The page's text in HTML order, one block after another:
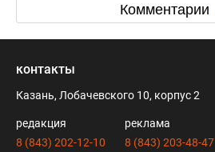
Комментарии
контакты
Казань, Лобачевского 10, корпус 2
редакция
8 (843) 202-12-10
реклама
8 (843) 203-48-47